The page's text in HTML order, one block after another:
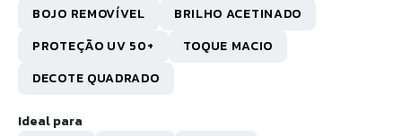
BOJO REMOVÍVEL
BRILHO ACETINADO
PROTEÇÃO UV 50+
TOQUE MACIO
DECOTE QUADRADO
Ideal para